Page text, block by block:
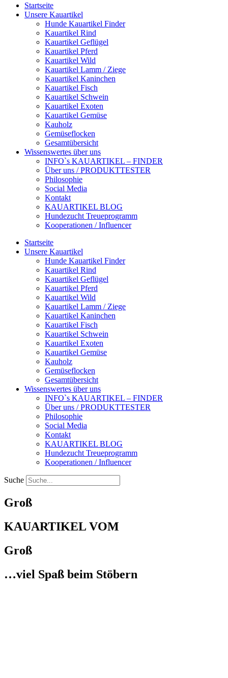
Startseite
Unsere Kauartikel
Hunde Kauartikel Finder
Kauartikel Rind
Kauartikel Geflügel
Kauartikel Pferd
Kauartikel Wild
Kauartikel Lamm / Ziege
Kauartikel Kaninchen
Kauartikel Fisch
Kauartikel Schwein
Kauartikel Exoten
Kauartikel Gemüse
Kauholz
Gemüseflocken
Gesamtübersicht
Wissenswertes über uns
INFO`s KAUARTIKEL – FINDER
Über uns / PRODUKTTESTER
Philosophie
Social Media
Kontakt
KAUARTIKEL BLOG
Hundezucht Treueprogramm
Kooperationen / Influencer
Startseite
Unsere Kauartikel
Hunde Kauartikel Finder
Kauartikel Rind
Kauartikel Geflügel
Kauartikel Pferd
Kauartikel Wild
Kauartikel Lamm / Ziege
Kauartikel Kaninchen
Kauartikel Fisch
Kauartikel Schwein
Kauartikel Exoten
Kauartikel Gemüse
Kauholz
Gemüseflocken
Gesamtübersicht
Wissenswertes über uns
INFO`s KAUARTIKEL – FINDER
Über uns / PRODUKTTESTER
Philosophie
Social Media
Kontakt
KAUARTIKEL BLOG
Hundezucht Treueprogramm
Kooperationen / Influencer
Suche
Groß
KAUARTIKEL VOM
Groß
…viel Spaß beim Stöbern